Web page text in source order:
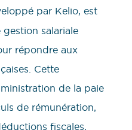
par Kelio, est
salariale
répondre aux
Cette
de la paie
de rémunération,
fiscales,